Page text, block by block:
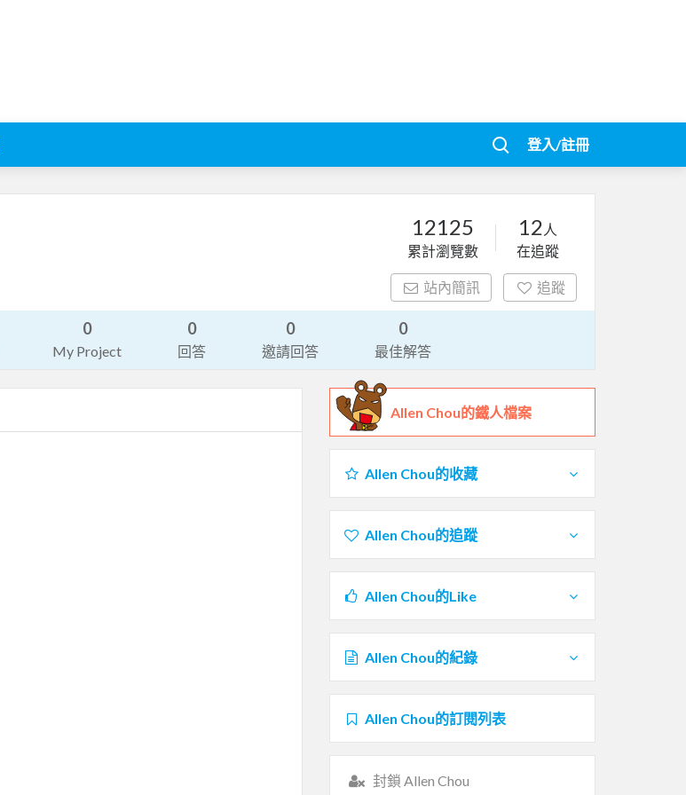
登入/註冊
12125
累計瀏覽數
12 人
在追蹤
站內簡訊 追蹤
0
My Project
0
回答
0
邀請回答
0
最佳解答
Allen Chou的鐵人檔案
Allen Chou的收藏
Allen Chou的追蹤
Allen Chou的Like
Allen Chou的紀錄
Allen Chou的訂閱列表
封鎖 Allen Chou